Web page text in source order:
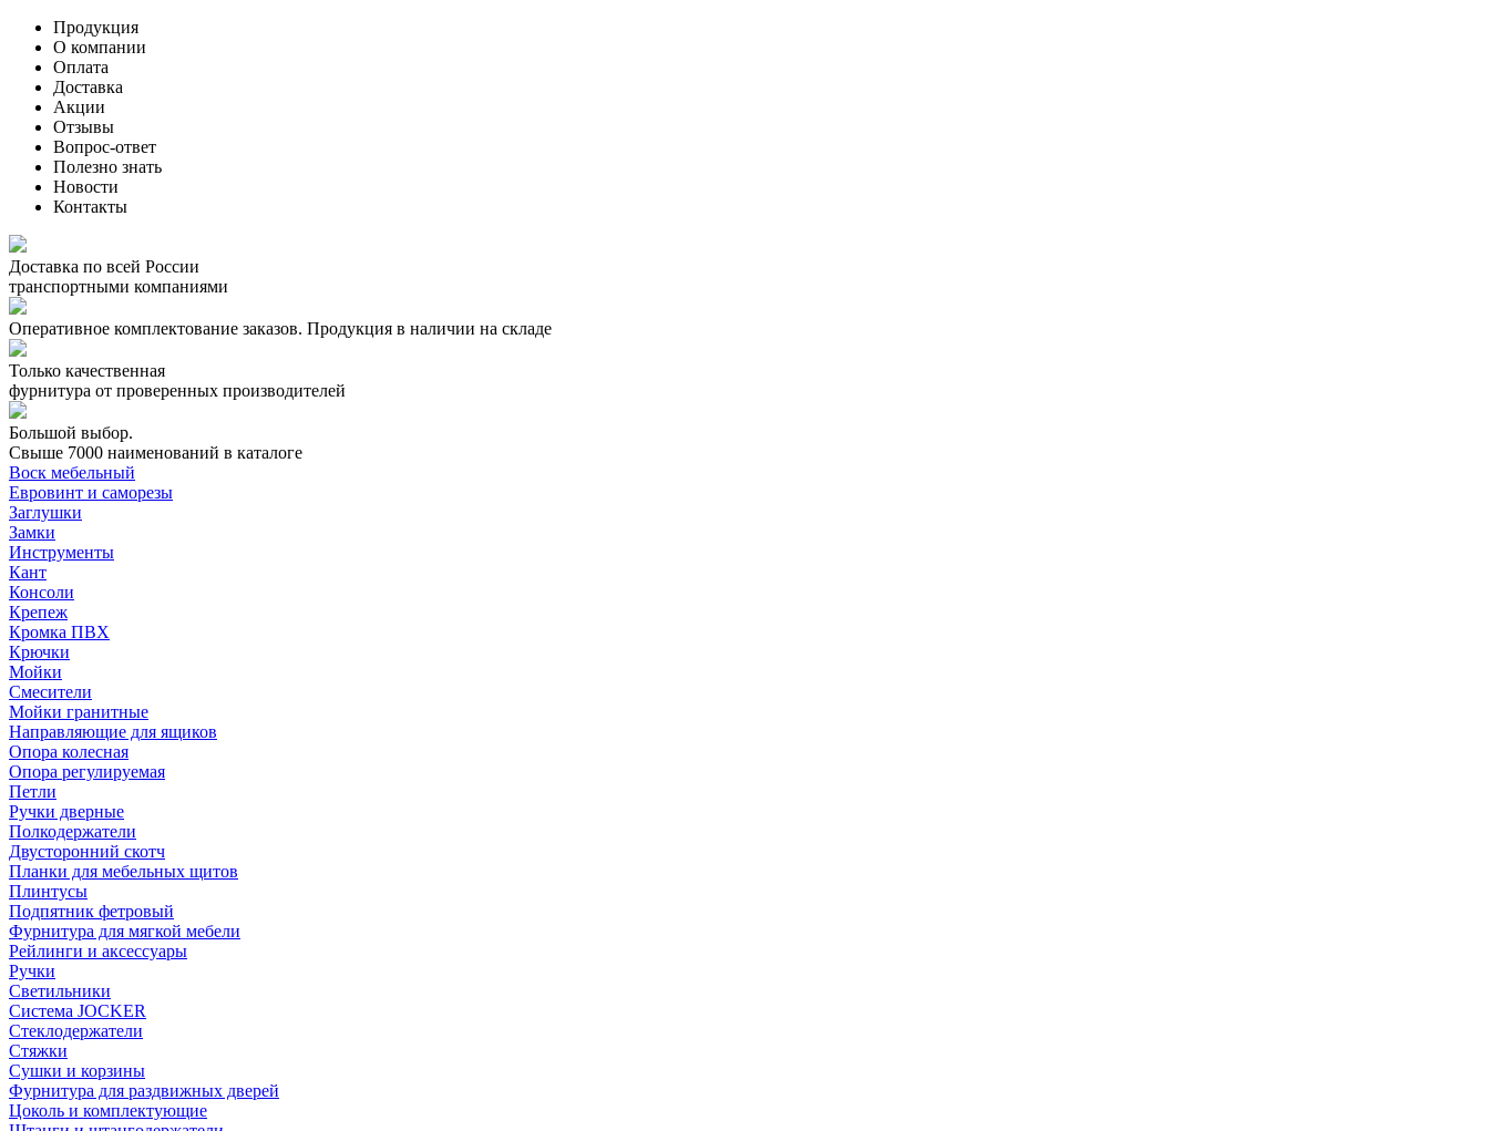
Продукция
О компании
Оплата
Доставка
Акции
Отзывы
Вопрос-ответ
Полезно знать
Новости
Контакты
Доставка по всей России
транспортными компаниями
Оперативное комплектование заказов. Продукция в наличии на складе
Только качественная
фурнитура от проверенных производителей
Большой выбор.
Свыше 7000 наименований в каталоге
Воск мебельный
Евровинт и саморезы
Заглушки
Замки
Инструменты
Кант
Консоли
Крепеж
Кромка ПВХ
Крючки
Мойки
Смесители
Мойки гранитные
Направляющие для ящиков
Опора колесная
Опора регулируемая
Петли
Ручки дверные
Полкодержатели
Двусторонний скотч
Планки для мебельных щитов
Плинтусы
Подпятник фетровый
Фурнитура для мягкой мебели
Рейлинги и аксессуары
Ручки
Светильники
Система JOCKER
Стеклодержатели
Стяжки
Сушки и корзины
Фурнитура для раздвижных дверей
Цоколь и комплектующие